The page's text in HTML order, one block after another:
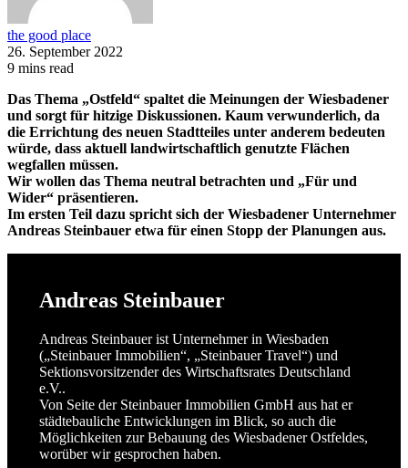
the good place
26. September 2022
9 mins read
Das Thema „Ostfeld“ spaltet die Meinungen der Wiesbadener
und sorgt für hitzige Diskussionen. Kaum verwunderlich, da
die Errichtung des neuen Stadtteiles unter anderem bedeuten
würde, dass aktuell landwirtschaftlich genutzte Flächen
wegfallen müssen.
Wir wollen das Thema neutral betrachten und „Für und
Wider“ präsentieren.
Im ersten Teil dazu spricht sich der Wiesbadener Unternehmer
Andreas Steinbauer etwa für einen Stopp der Planungen aus.
Andreas Steinbauer
Andreas Steinbauer ist Unternehmer in Wiesbaden
(„Steinbauer Immobilien“, „Steinbauer Travel“) und
Sektionsvorsitzender des Wirtschaftsrates Deutschland
e.V..
Von Seite der Steinbauer Immobilien GmbH aus hat er
städtebauliche Entwicklungen im Blick, so auch die
Möglichkeiten zur Bebauung des Wiesbadener Ostfeldes,
worüber wir gesprochen haben.